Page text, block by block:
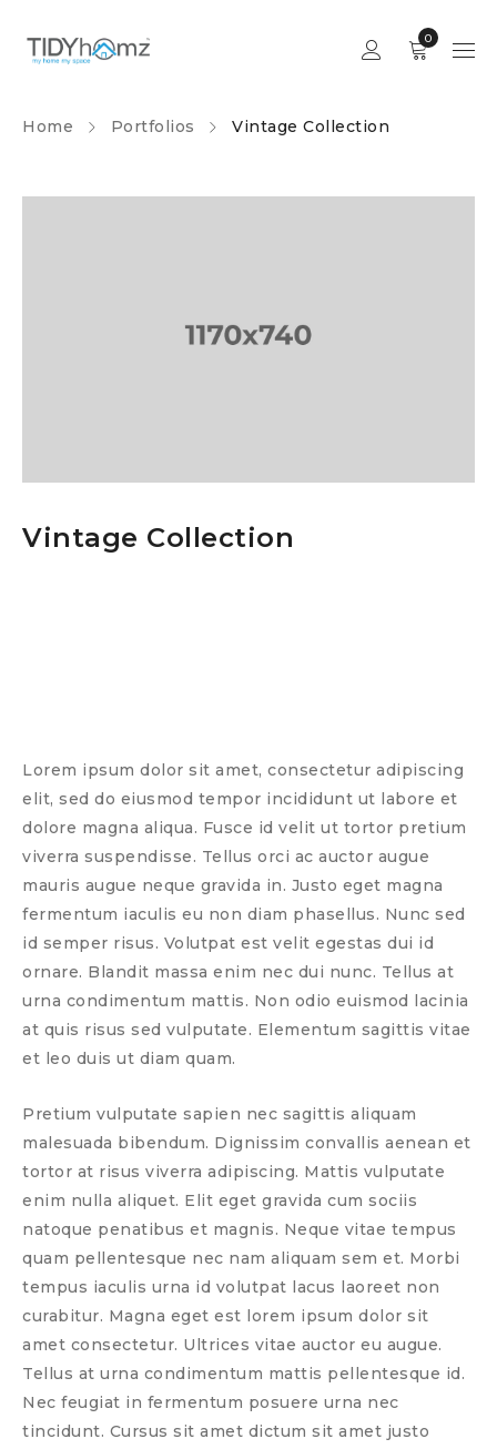
0
Home Portfolios Vintage Collection
Vintage Collection
Lorem ipsum dolor sit amet, consectetur adipiscing
elit, sed do eiusmod tempor incididunt ut labore et
dolore magna aliqua. Fusce id velit ut tortor pretium
viverra suspendisse. Tellus orci ac auctor augue
mauris augue neque gravida in. Justo eget magna
fermentum iaculis eu non diam phasellus. Nunc sed
id semper risus. Volutpat est velit egestas dui id
ornare. Blandit massa enim nec dui nunc. Tellus at
urna condimentum mattis. Non odio euismod lacinia
at quis risus sed vulputate. Elementum sagittis vitae
et leo duis ut diam quam.
Pretium vulputate sapien nec sagittis aliquam
malesuada bibendum. Dignissim convallis aenean et
tortor at risus viverra adipiscing. Mattis vulputate
enim nulla aliquet. Elit eget gravida cum sociis
natoque penatibus et magnis. Neque vitae tempus
quam pellentesque nec nam aliquam sem et. Morbi
tempus iaculis urna id volutpat lacus laoreet non
curabitur. Magna eget est lorem ipsum dolor sit
amet consectetur. Ultrices vitae auctor eu augue.
Tellus at urna condimentum mattis pellentesque id.
Nec feugiat in fermentum posuere urna nec
tincidunt. Cursus sit amet dictum sit amet justo